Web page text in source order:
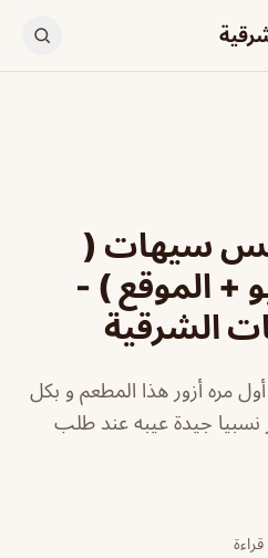
سيهات (
+ الموقع ) -
الشرقية
مره أزور هذا المطعم و بكل
نسبيا جيدة عيبه عند طلب